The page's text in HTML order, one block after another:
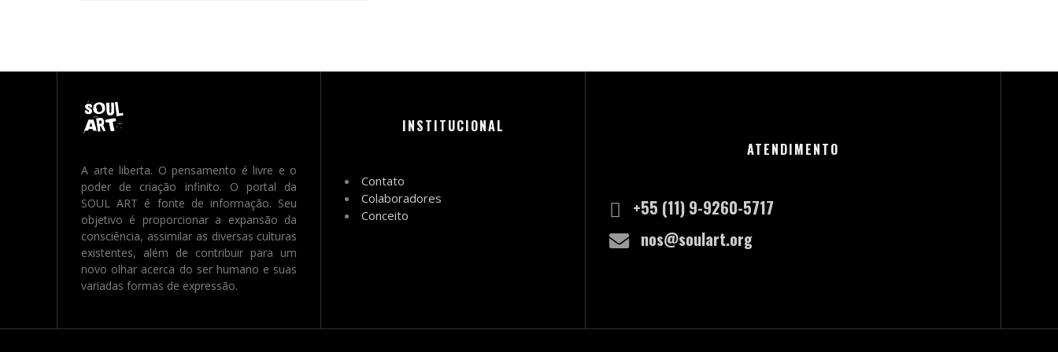
A arte liberta. O pensamento é livre e o
poder de criação infinito. O portal da
SOUL ART é fonte de informação. Seu
objetivo é proporcionar a expansão da
consciência, assimilar as diversas culturas
existentes, além de contribuir para um
novo olhar acerca do ser humano e suas
variadas formas de expressão.
INSTITUCIONAL
Contato
Colaboradores
Conceito
ATENDIMENTO
+55 (11) 9-9260-5717
nos@soulart.org